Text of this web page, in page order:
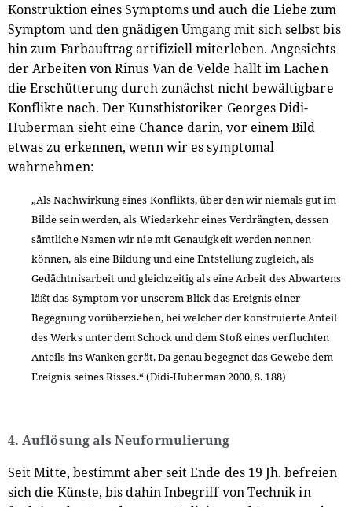
Konstruktion eines Symptoms und auch die Liebe zum
Symptom und den gnädigen Umgang mit sich selbst bis
hin zum Farbauftrag artifiziell miterleben. Angesichts
der Arbeiten von Rinus Van de Velde hallt im Lachen
die Erschütterung durch zunächst nicht bewältigbare
Konflikte nach. Der Kunsthistoriker Georges Didi-
Huberman sieht eine Chance darin, vor einem Bild
etwas zu erkennen, wenn wir es symptomal
wahrnehmen:
„Als Nachwirkung eines Konflikts, über den wir niemals gut im
Bilde sein werden, als Wiederkehr eines Verdrängten, dessen
sämtliche Namen wir nie mit Genauigkeit werden nennen
können, als eine Bildung und eine Entstellung zugleich, als
Gedächtnisarbeit und gleichzeitig als eine Arbeit des Abwartens
läßt das Symptom vor unserem Blick das Ereignis einer
Begegnung vorüberziehen, bei welcher der konstruierte Anteil
des Werks unter dem Schock und dem Stoß eines verfluchten
Anteils ins Wanken gerät. Da genau begegnet das Gewebe dem
Ereignis seines Risses.“ (Didi-Huberman 2000, S. 188)
4. Auflösung als Neuformulierung
Seit Mitte, bestimmt aber seit Ende des 19 Jh. befreien
sich die Künste, bis dahin Inbegriff von Technik in